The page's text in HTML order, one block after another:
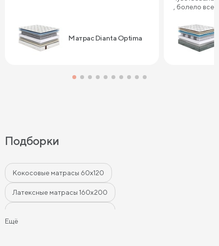
Матрас Dianta Optima
, болело все
Сонум к
дня .
Подборки
Кокосовые матрасы 60х120
Латексные матрасы 160х200
Ещё